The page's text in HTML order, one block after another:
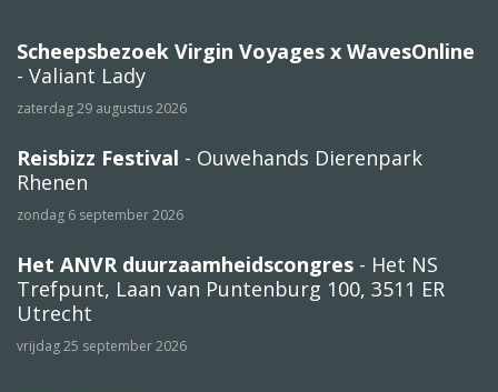
Scheepsbezoek Virgin Voyages x WavesOnline
- Valiant Lady
zaterdag 29 augustus 2026
Reisbizz Festival - Ouwehands Dierenpark
Rhenen
zondag 6 september 2026
Het ANVR duurzaamheidscongres - Het NS
Trefpunt, Laan van Puntenburg 100, 3511 ER
Utrecht
vrijdag 25 september 2026